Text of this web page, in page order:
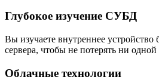
Глубокое изучение СУБД
Вы изучаете внутреннее устройство
сервера, чтобы не потерять ни одной
Облачные технологии